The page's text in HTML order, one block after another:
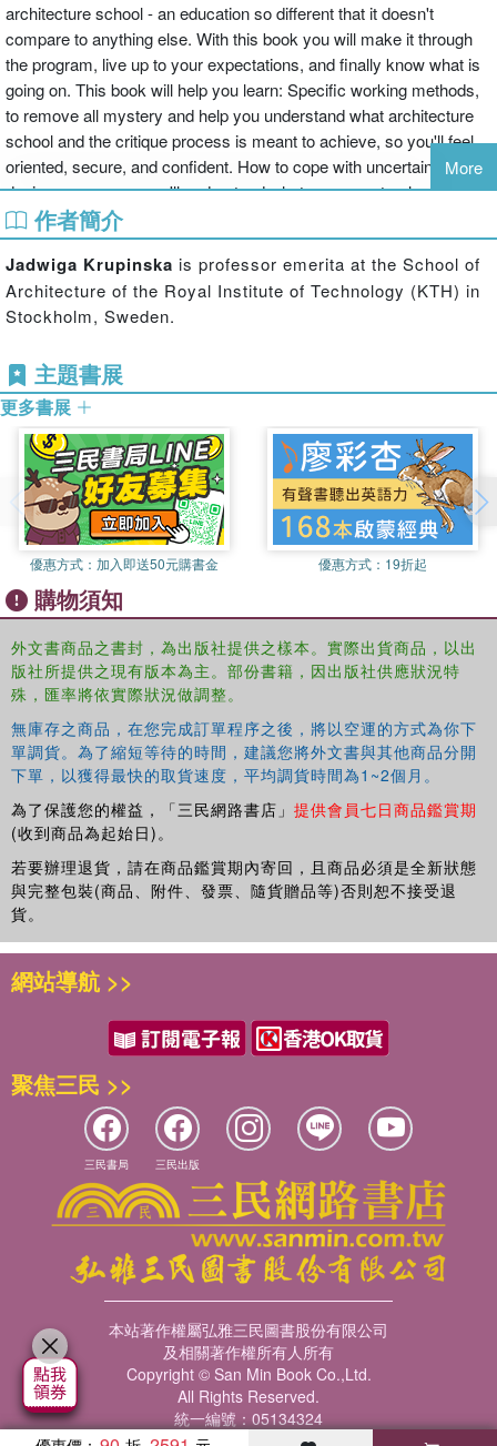
architecture school - an education so different that it doesn't
compare to anything else. With this book you will make it through
the program, live up to your expectations, and finally know what is
going on. This book will help you learn: Specific working methods,
to remove all mystery and help you understand what architecture
school and the critique process is meant to achieve, so you'll feel
oriented, secure, and confident. How to cope with uncertainty in the
design process so you'll understand what seems natural and
obvious to your professors. How to develop the ability to
synthesize the complexity of architecture in terms of function,
durability, and beauty. Key concepts are defined throughout and
references at the end of each chapter will point you to further
reading so you can delve into topics you find particularly
More
作者簡介
Jadwiga Krupinska is professor emerita at the School of
Architecture of the Royal Institute of Technology (KTH) in
Stockholm, Sweden.
主題書展
更多書展
優惠方式： 加入即送50元購書金 優惠方式： 19折起
購物須知
外文書商品之書封，為出版社提供之樣本。實際出貨商品，以出
版社所提供之現有版本為主。部份書籍，因出版社供應狀況特
殊，匯率將依實際狀況做調整。
無庫存之商品，在您完成訂單程序之後，將以空運的方式為你下
單調貨。為了縮短等待的時間，建議您將外文書與其他商品分開
下單，以獲得最快的取貨速度，平均調貨時間為1~2個月。
為了保護您的權益，「三民網路書店」 提供會員七日商品鑑賞期
(收到商品為起始日)。
若要辦理退貨，請在商品鑑賞期內寄回，且商品必須是全新狀態
與完整包裝(商品、附件、發票、隨貨贈品等)否則恕不接受退
貨。
網站導航 >>
聚焦三民 >>
三民書局 三民出版
本站著作權屬弘雅三民圖書股份有限公司
及相關著作權所有人所有
Copyright © San Min Book Co.,Ltd.
All Rights Reserved.
統一編號：05134324